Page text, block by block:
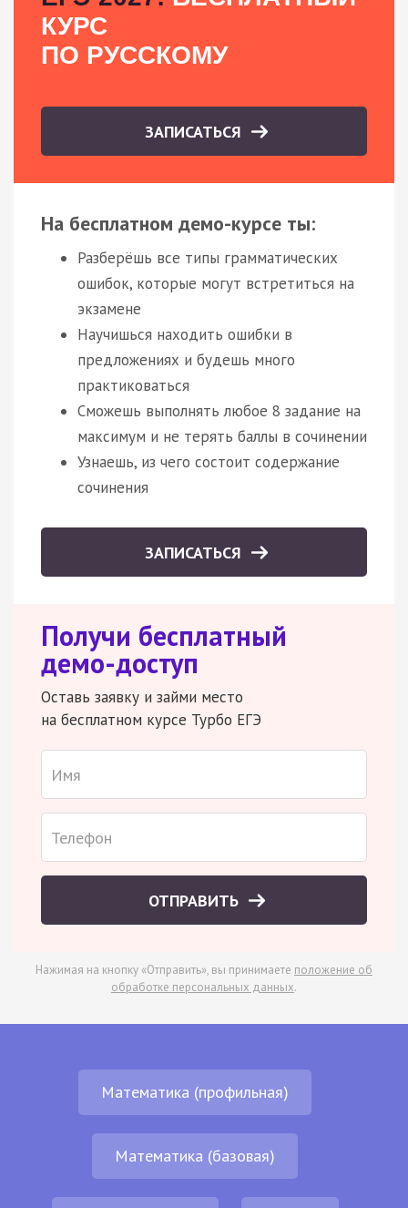
КУРС
ПО РУССКОМУ
ЗАПИСАТЬСЯ
На бесплатном демо-курсе ты:
Разберёшь все типы грамматических
ошибок, которые могут встретиться на
экзамене
Научишься находить ошибки в
предложениях и будешь много
практиковаться
Сможешь выполнять любое 8 задание на
максимум и не терять баллы в сочинении
Узнаешь, из чего состоит содержание
сочинения
ЗАПИСАТЬСЯ
Получи бесплатный
демо-доступ
Оставь заявку и займи место
на бесплатном курсе Турбо ЕГЭ
ОТПРАВИТЬ
Нажимая на кнопку «Отправить», вы принимаете положение об
обработке персональных данных.
Математика (профильная)
Математика (базовая)